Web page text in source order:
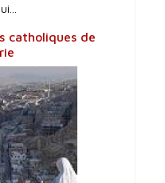
catholiques de